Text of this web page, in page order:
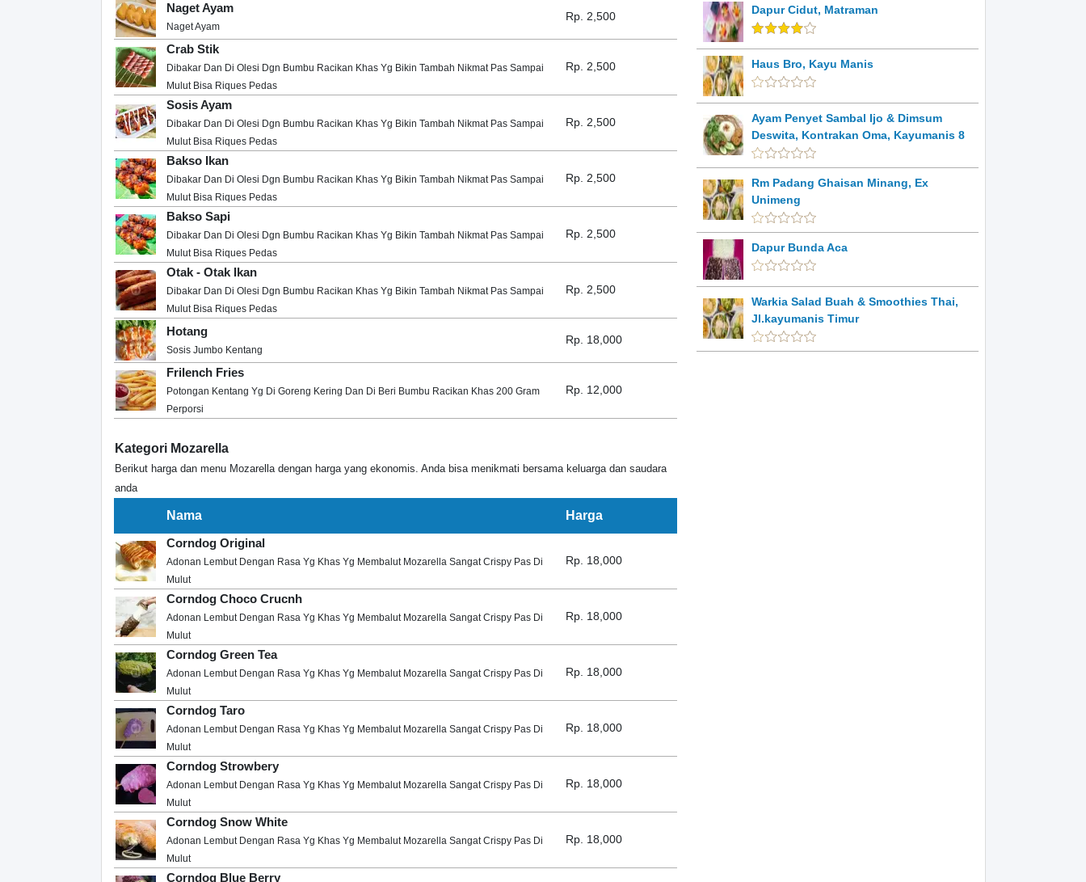
Naget Ayam
Naget Ayam
Rp. 2,500
Crab Stik
Dibakar Dan Di Olesi Dgn Bumbu Racikan Khas Yg Bikin Tambah Nikmat Pas Sampai
Mulut Bisa Riques Pedas
Rp. 2,500
Sosis Ayam
Dibakar Dan Di Olesi Dgn Bumbu Racikan Khas Yg Bikin Tambah Nikmat Pas Sampai
Mulut Bisa Riques Pedas
Rp. 2,500
Bakso Ikan
Dibakar Dan Di Olesi Dgn Bumbu Racikan Khas Yg Bikin Tambah Nikmat Pas Sampai
Mulut Bisa Riques Pedas
Rp. 2,500
Bakso Sapi
Dibakar Dan Di Olesi Dgn Bumbu Racikan Khas Yg Bikin Tambah Nikmat Pas Sampai
Mulut Bisa Riques Pedas
Rp. 2,500
Otak - Otak Ikan
Dibakar Dan Di Olesi Dgn Bumbu Racikan Khas Yg Bikin Tambah Nikmat Pas Sampai
Mulut Bisa Riques Pedas
Rp. 2,500
Hotang
Sosis Jumbo Kentang
Rp. 18,000
Frilench Fries
Potongan Kentang Yg Di Goreng Kering Dan Di Beri Bumbu Racikan Khas 200 Gram
Perporsi
Rp. 12,000
Kategori Mozarella
Berikut harga dan menu Mozarella dengan harga yang ekonomis. Anda bisa menikmati bersama keluarga dan saudara
anda
Nama
Harga
Corndog Original
Adonan Lembut Dengan Rasa Yg Khas Yg Membalut Mozarella Sangat Crispy Pas Di
Mulut
Rp. 18,000
Corndog Choco Crucnh
Adonan Lembut Dengan Rasa Yg Khas Yg Membalut Mozarella Sangat Crispy Pas Di
Mulut
Rp. 18,000
Corndog Green Tea
Adonan Lembut Dengan Rasa Yg Khas Yg Membalut Mozarella Sangat Crispy Pas Di
Mulut
Rp. 18,000
Corndog Taro
Adonan Lembut Dengan Rasa Yg Khas Yg Membalut Mozarella Sangat Crispy Pas Di
Mulut
Rp. 18,000
Corndog Strowbery
Adonan Lembut Dengan Rasa Yg Khas Yg Membalut Mozarella Sangat Crispy Pas Di
Mulut
Rp. 18,000
Corndog Snow White
Adonan Lembut Dengan Rasa Yg Khas Yg Membalut Mozarella Sangat Crispy Pas Di
Mulut
Rp. 18,000
Corndog Blue Berry
Dapur Cidut, Matraman
Haus Bro, Kayu Manis
Ayam Penyet Sambal Ijo & Dimsum
Deswita, Kontrakan Oma, Kayumanis 8
Rm Padang Ghaisan Minang, Ex
Unimeng
Dapur Bunda Aca
Warkia Salad Buah & Smoothies Thai,
Jl.kayumanis Timur